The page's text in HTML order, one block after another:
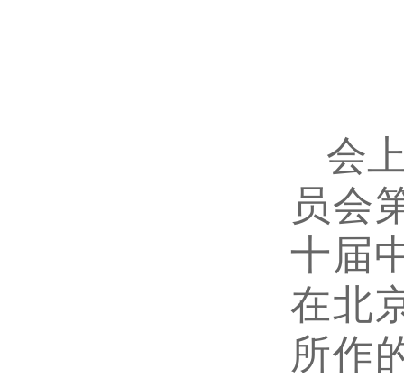
会
员会
十届
在北
所作